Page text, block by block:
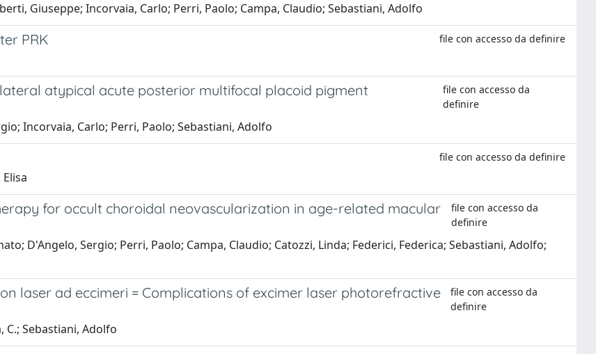
Giuseppe; Incorvaia, Carlo; Perri, Paolo; Campa, Claudio; Sebastiani, Adolfo
PRK file con accesso da definire
atypical acute posterior multifocal placoid pigment
file con accesso da
definire
Incorvaia, Carlo; Perri, Paolo; Sebastiani, Adolfo
file con accesso da definire
for occult choroidal neovascularization in age-related macular
file con accesso da
definire
D'Angelo, Sergio; Perri, Paolo; Campa, Claudio; Catozzi, Linda; Federici, Federica; Sebastiani, Adolfo;
laser ad eccimeri = Complications of excimer laser photorefractive
file con accesso da
definire
C.; Sebastiani, Adolfo